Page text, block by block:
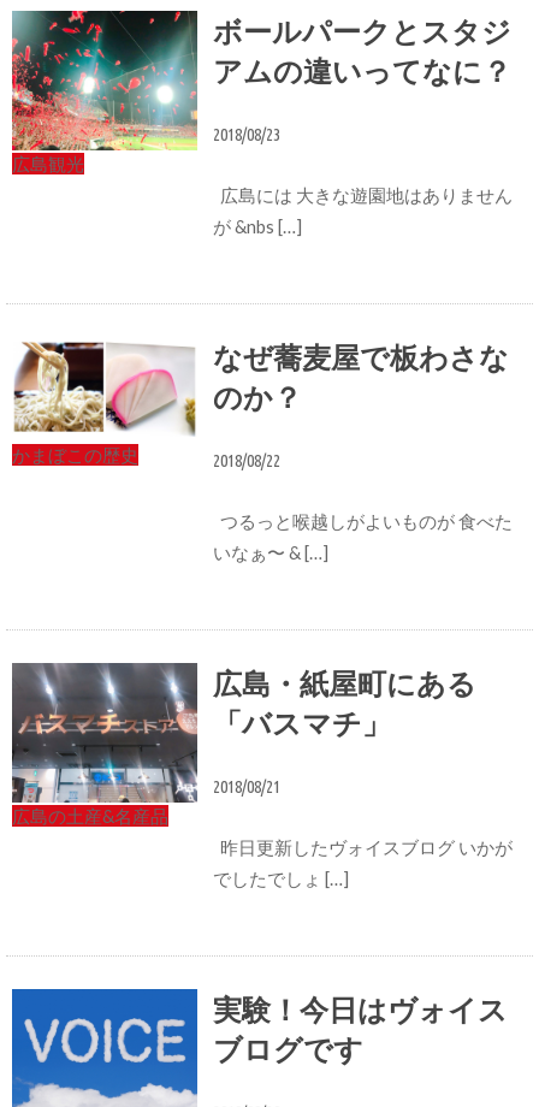
広島観光
ボールパークとスタジ
アムの違いってなに？
2018/08/23
広島には 大きな遊園地はありません
が &nbs […]
かまぼこの歴史
なぜ蕎麦屋で板わさな
のか？
2018/08/22
つるっと喉越しがよいものが 食べた
いなぁ〜 & […]
広島の土産&名産品
広島・紙屋町にある
「バスマチ」
2018/08/21
昨日更新したヴォイスブログ いかが
でしたでしょ […]
実験！今日はヴォイス
ブログです